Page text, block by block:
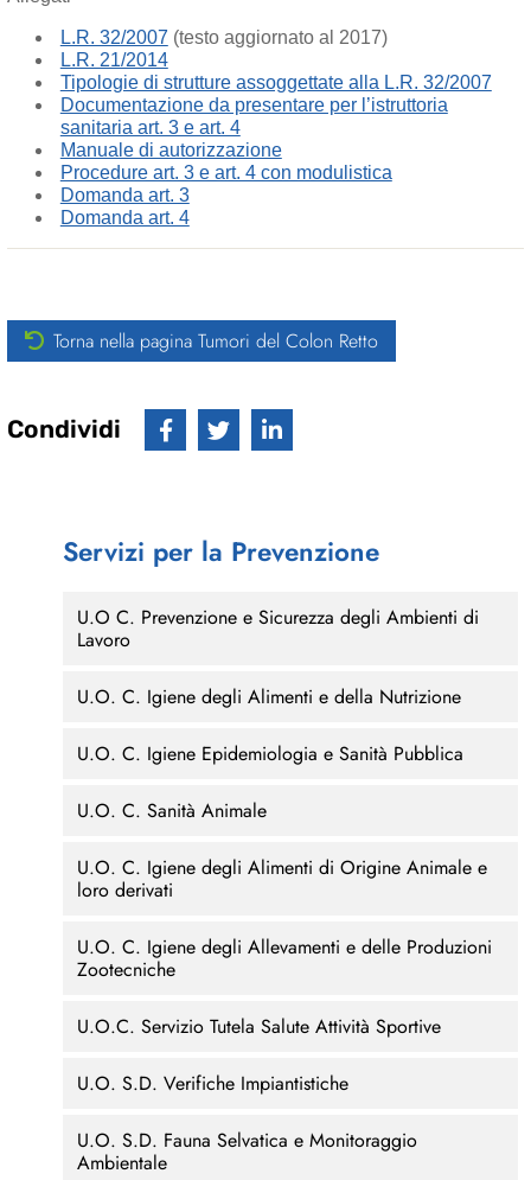
L.R. 32/2007 (testo aggiornato al 2017)
L.R. 21/2014
Tipologie di strutture assoggettate alla L.R. 32/2007
Documentazione da presentare per l’istruttoria
sanitaria art. 3 e art. 4
Manuale di autorizzazione
Procedure art. 3 e art. 4 con modulistica
Domanda art. 3
Domanda art. 4
Torna nella pagina Tumori del Colon Retto
Condividi
Servizi per la Prevenzione
U.O C. Prevenzione e Sicurezza degli Ambienti di
Lavoro
U.O. C. Igiene degli Alimenti e della Nutrizione
U.O. C. Igiene Epidemiologia e Sanità Pubblica
U.O. C. Sanità Animale
U.O. C. Igiene degli Alimenti di Origine Animale e
loro derivati
U.O. C. Igiene degli Allevamenti e delle Produzioni
Zootecniche
U.O.C. Servizio Tutela Salute Attività Sportive
U.O. S.D. Verifiche Impiantistiche
U.O. S.D. Fauna Selvatica e Monitoraggio
Ambientale